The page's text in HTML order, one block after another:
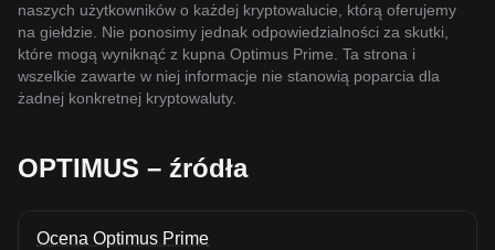
naszych użytkowników o każdej kryptowalucie, którą oferujemy
na giełdzie. Nie ponosimy jednak odpowiedzialności za skutki,
które mogą wyniknąć z kupna Optimus Prime. Ta strona i
wszelkie zawarte w niej informacje nie stanowią poparcia dla
żadnej konkretnej kryptowaluty.
OPTIMUS – źródła
Ocena Optimus Prime